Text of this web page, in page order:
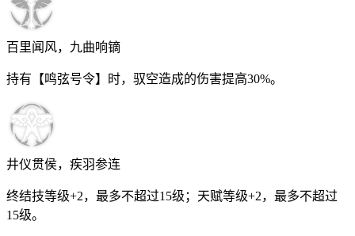
百里闻风，九曲响镝
持有【鸣弦号令】时，驭空造成的伤害提高30%。
井仪贯侯，疾羽参连
终结技等级+2，最多不超过15级；天赋等级+2，最多不超过
15级。